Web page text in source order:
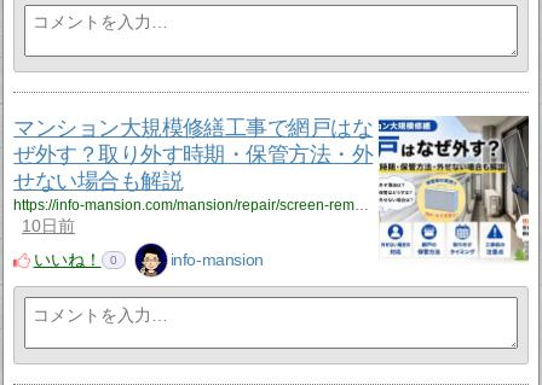
マンション大規模修繕工事で網戸はな
ぜ外す？取り外す時期・保管方法・外
せない場合も解説
10日前
いいね！
0 info-mansion